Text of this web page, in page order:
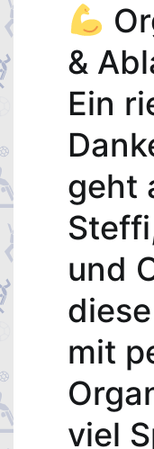
&
Ein
geht
und
mit
viel